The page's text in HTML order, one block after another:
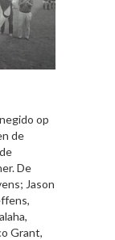
op
de
De
Jason
Grant,